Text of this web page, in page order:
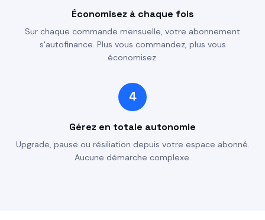
Économisez à chaque fois
Sur chaque commande mensuelle, votre abonnement
s'autofinance. Plus vous commandez, plus vous
économisez.
4
Gérez en totale autonomie
Upgrade, pause ou résiliation depuis votre espace abonné.
Aucune démarche complexe.